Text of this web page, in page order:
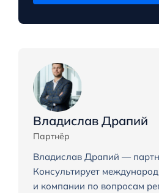
Владислав Драпий
Партнёр
Владислав Драпий —
Консультирует
и компании по вопросам